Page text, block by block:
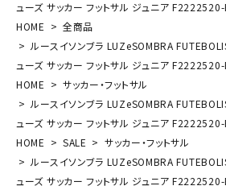
ューズ サッカー フットサル ジュニア
HOME
全商品
ルースイソンブラ LUZeSOMBRA
ューズ サッカー フットサル ジュニア
HOME
サッカー・フットサル
ルースイソンブラ LUZeSOMBRA
ューズ サッカー フットサル ジュニア
HOME
SALE
サッカー・フットサル
ルースイソンブラ LUZeSOMBRA
ューズ サッカー フットサル ジュニア